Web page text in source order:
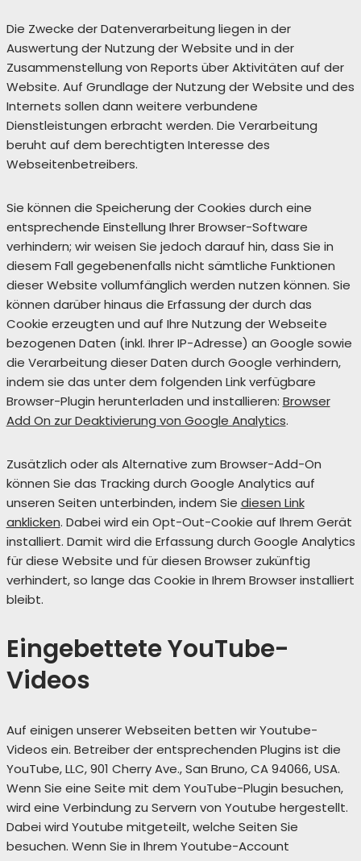
Die Zwecke der Datenverarbeitung liegen in der
Auswertung der Nutzung der Website und in der
Zusammenstellung von Reports über Aktivitäten auf der
Website. Auf Grundlage der Nutzung der Website und des
Internets sollen dann weitere verbundene
Dienstleistungen erbracht werden. Die Verarbeitung
beruht auf dem berechtigten Interesse des
Webseitenbetreibers.
Sie können die Speicherung der Cookies durch eine
entsprechende Einstellung Ihrer Browser-Software
verhindern; wir weisen Sie jedoch darauf hin, dass Sie in
diesem Fall gegebenenfalls nicht sämtliche Funktionen
dieser Website vollumfänglich werden nutzen können. Sie
können darüber hinaus die Erfassung der durch das
Cookie erzeugten und auf Ihre Nutzung der Webseite
bezogenen Daten (inkl. Ihrer IP-Adresse) an Google sowie
die Verarbeitung dieser Daten durch Google verhindern,
indem sie das unter dem folgenden Link verfügbare
Browser-Plugin herunterladen und installieren: Browser
Add On zur Deaktivierung von Google Analytics.
Zusätzlich oder als Alternative zum Browser-Add-On
können Sie das Tracking durch Google Analytics auf
unseren Seiten unterbinden, indem Sie diesen Link
anklicken. Dabei wird ein Opt-Out-Cookie auf Ihrem Gerät
installiert. Damit wird die Erfassung durch Google Analytics
für diese Website und für diesen Browser zukünftig
verhindert, so lange das Cookie in Ihrem Browser installiert
bleibt.
Eingebettete YouTube-
Videos
Auf einigen unserer Webseiten betten wir Youtube-
Videos ein. Betreiber der entsprechenden Plugins ist die
YouTube, LLC, 901 Cherry Ave., San Bruno, CA 94066, USA.
Wenn Sie eine Seite mit dem YouTube-Plugin besuchen,
wird eine Verbindung zu Servern von Youtube hergestellt.
Dabei wird Youtube mitgeteilt, welche Seiten Sie
besuchen. Wenn Sie in Ihrem Youtube-Account